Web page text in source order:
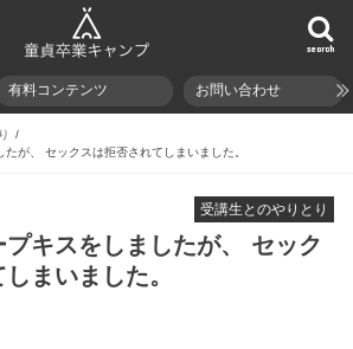
search
有料コンテンツ お問い合わせ
が、 セックスは拒否されてしまいました。
受講生とのやりとり
キスをしましたが、 セック
まいました。